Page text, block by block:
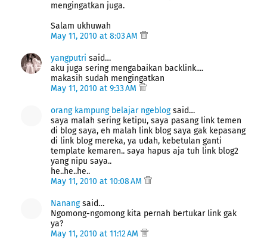
mengingatkan juga.
Salam ukhuwah
May 11, 2010 at 8:03 AM
yangputri said…
aku juga sering mengabaikan backlink....
makasih sudah mengingatkan
May 11, 2010 at 9:33 AM
orang kampung belajar ngeblogsaid…
saya malah sering ketipu, saya pasang link temen
di blog saya, eh malah link blog saya gak kepasang
di link blog mereka, ya udah, kebetulan ganti
template kemaren.. saya hapus aja tuh link blog2
yang nipu saya..
he..he..he..
May 11, 2010 at 10:08 AM
Nanangsaid…
Ngomong-ngomong kita pernah bertukar link gak
ya?
May 11, 2010 at 11:12 AM